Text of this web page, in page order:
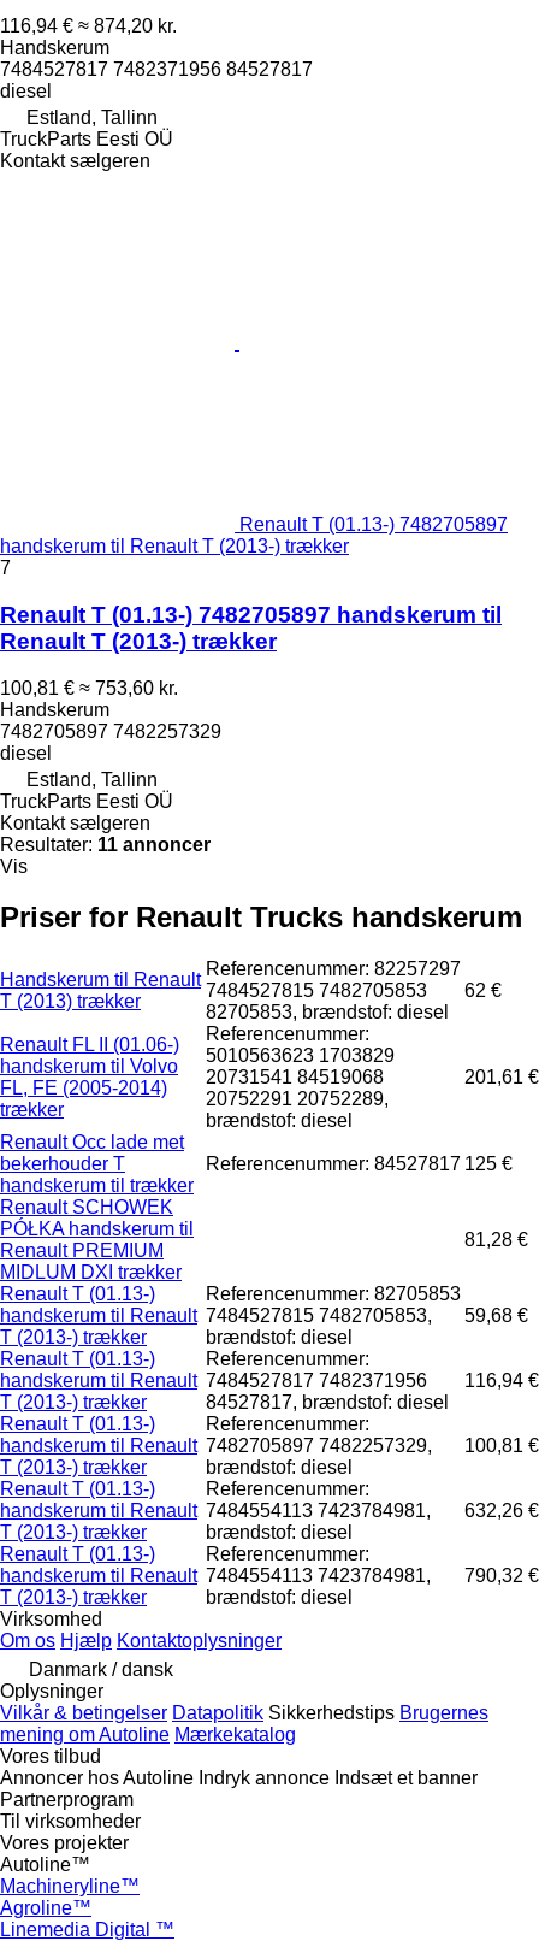
116,94 € ≈ 874,20 kr.
Handskerum
7484527817 7482371956 84527817
diesel
Estland, Tallinn
TruckParts Eesti OÜ
Kontakt sælgeren
Renault T (01.13-) 7482705897
handskerum til Renault T (2013-) trækker
7
Renault T (01.13-) 7482705897 handskerum til
Renault T (2013-) trækker
100,81 € ≈ 753,60 kr.
Handskerum
7482705897 7482257329
diesel
Estland, Tallinn
TruckParts Eesti OÜ
Kontakt sælgeren
Resultater: 11 annoncer
Vis
Priser for Renault Trucks handskerum
Handskerum til Renault
T (2013) trækker
Referencenummer: 82257297
7484527815 7482705853
82705853, brændstof: diesel
62 €
Renault FL II (01.06-)
handskerum til Volvo
FL, FE (2005-2014)
trækker
Referencenummer:
5010563623 1703829
20731541 84519068
20752291 20752289,
brændstof: diesel
201,61 €
Renault Occ lade met
bekerhouder T
handskerum til trækker
Referencenummer: 84527817 125 €
Renault SCHOWEK
PÓŁKA handskerum til
Renault PREMIUM
MIDLUM DXI trækker
81,28 €
Renault T (01.13-)
handskerum til Renault
T (2013-) trækker
Referencenummer: 82705853
7484527815 7482705853,
brændstof: diesel
59,68 €
Renault T (01.13-)
handskerum til Renault
T (2013-) trækker
Referencenummer:
7484527817 7482371956
84527817, brændstof: diesel
116,94 €
Renault T (01.13-)
handskerum til Renault
T (2013-) trækker
Referencenummer:
7482705897 7482257329,
brændstof: diesel
100,81 €
Renault T (01.13-)
handskerum til Renault
T (2013-) trækker
Referencenummer:
7484554113 7423784981,
brændstof: diesel
632,26 €
Renault T (01.13-)
handskerum til Renault
T (2013-) trækker
Referencenummer:
7484554113 7423784981,
brændstof: diesel
790,32 €
Virksomhed
Om os Hjælp Kontaktoplysninger
Danmark / dansk
Oplysninger
Vilkår & betingelser Datapolitik Sikkerhedstips Brugernes
mening om Autoline Mærkekatalog
Vores tilbud
Annoncer hos Autoline Indryk annonce Indsæt et banner
Partnerprogram
Til virksomheder
Vores projekter
Autoline™
Machineryline™
Agroline™
Linemedia Digital ™